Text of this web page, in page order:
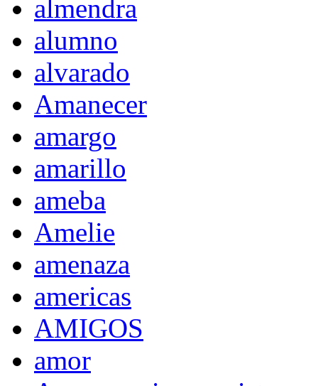
almendra
alumno
alvarado
Amanecer
amargo
amarillo
ameba
Amelie
amenaza
americas
AMIGOS
amor